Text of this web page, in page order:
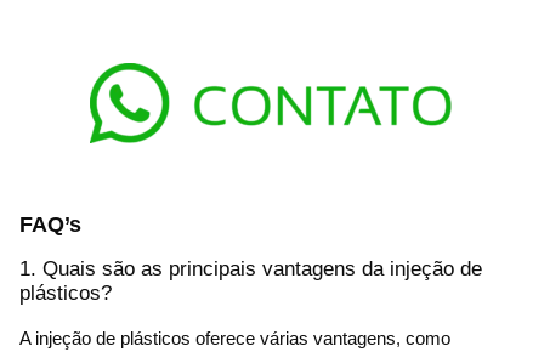
FAQ’s
1. Quais são as principais vantagens da injeção de
plásticos?
A injeção de plásticos oferece várias vantagens, como